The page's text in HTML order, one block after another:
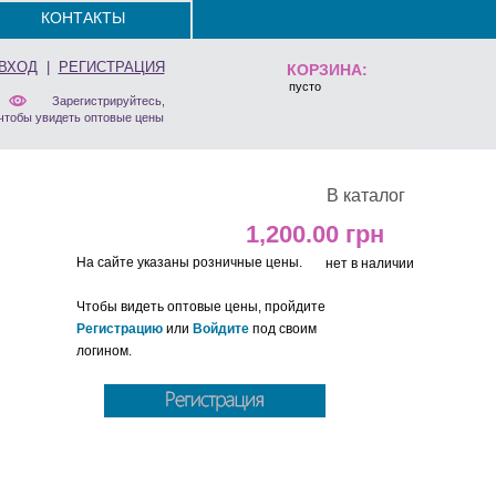
КОРЗИНА:
пусто
КОНТАКТЫ
| РЕГИСТРАЦИЯ
Зарегистрируйтесь,
увидеть оптовые цены
В каталог
1,200.00
нет в наличии
На сайте указаны розничные цены.
Чтобы видеть оптовые цены, пройдите
Регистрацию или Войдите под своим
логином.